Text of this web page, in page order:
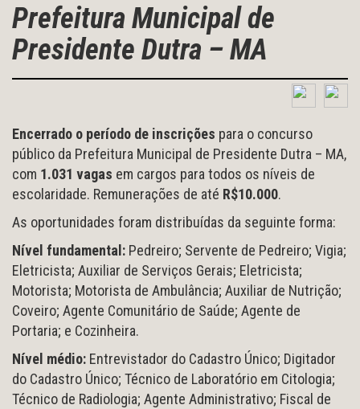
Prefeitura Municipal de
Presidente Dutra – MA
Encerrado o período de inscrições para o concurso
público da Prefeitura Municipal de Presidente Dutra – MA,
com 1.031 vagas em cargos para todos os níveis de
escolaridade. Remunerações de até R$10.000.
As oportunidades foram distribuídas da seguinte forma:
Nível fundamental: Pedreiro; Servente de Pedreiro; Vigia;
Eletricista; Auxiliar de Serviços Gerais; Eletricista;
Motorista; Motorista de Ambulância; Auxiliar de Nutrição;
Coveiro; Agente Comunitário de Saúde; Agente de
Portaria; e Cozinheira.
Nível médio: Entrevistador do Cadastro Único; Digitador
do Cadastro Único; Técnico de Laboratório em Citologia;
Técnico de Radiologia; Agente Administrativo; Fiscal de